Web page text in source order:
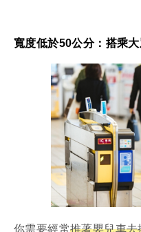
寬度低於50公分：搭乘
你需要經常推著嬰兒車